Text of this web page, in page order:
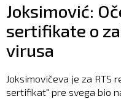
Joksimović:
sertifikate o
virusa
Joksimovičeva je za RTS
sertifikat" pre svega bio